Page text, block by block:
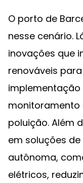
O porto de
nesse cenário.
inovações que
renováveis
monitoramento
poluição. Além
em soluções
autônoma,
elétricos,